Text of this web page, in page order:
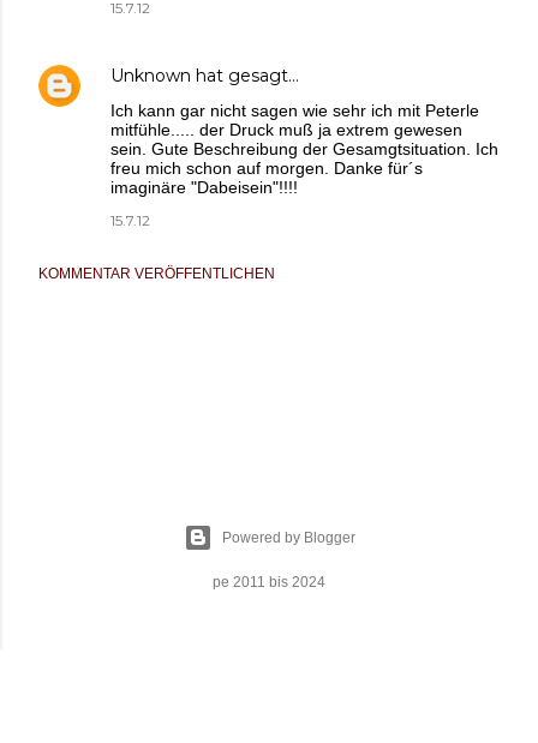
15.7.12
Unknown hat gesagt…
Ich kann gar nicht sagen wie sehr ich mit Peterle
mitfühle..... der Druck muß ja extrem gewesen
sein. Gute Beschreibung der Gesamgtsituation. Ich
freu mich schon auf morgen. Danke für´s
imaginäre "Dabeisein"!!!!
15.7.12
KOMMENTAR VERÖFFENTLICHEN
Powered by Blogger
pe 2011 bis 2024